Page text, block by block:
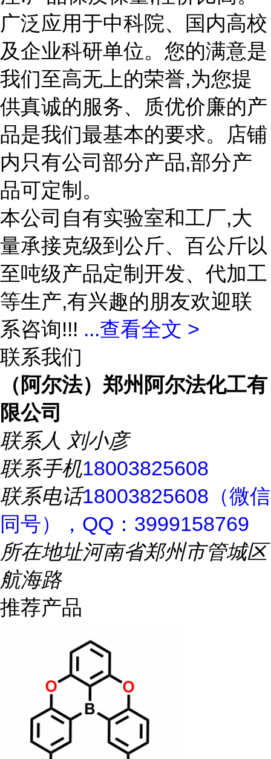
广泛应用于中科院、国内高校
及企业科研单位。您的满意是
我们至高无上的荣誉,为您提
供真诚的服务、质优价廉的产
品是我们最基本的要求。店铺
内只有公司部分产品,部分产
品可定制。
本公司自有实验室和工厂,大
量承接克级到公斤、百公斤以
至吨级产品定制开发、代加工
等生产,有兴趣的朋友欢迎联
系咨询!!! ...查看全文 >
联系我们
（阿尔法）郑州阿尔法化工有
限公司
联系人 刘小彦
联系手机18003825608
联系电话18003825608（微信
同号），QQ：3999158769
所在地址河南省郑州市管城区
航海路
推荐产品